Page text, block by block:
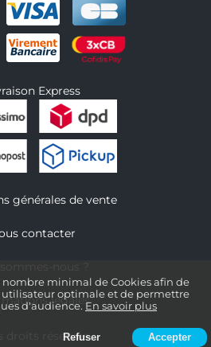
minimal de Cookies afin de
optimale et de permettre
d'audience. En savoir plus
Refuser Accepter
Express
générales de vente
contacter
légales
droits réservés